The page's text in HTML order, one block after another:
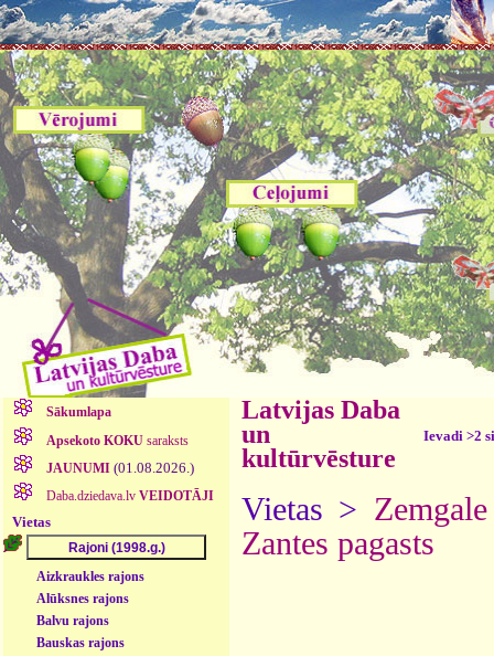
Sākumlapa
Apsekoto KOKUsaraksts
JAUNUMI (01.08.2026.)
Daba.dziedava.lv VEIDOTĀJI
Vietas
Aizkraukles rajons
Alūksnes rajons
Balvu rajons
Bauskas rajons
Latvijas Daba
un
kultūrvēsture
Ievadi >2
Vietas > Zemgale
Zantes pagasts